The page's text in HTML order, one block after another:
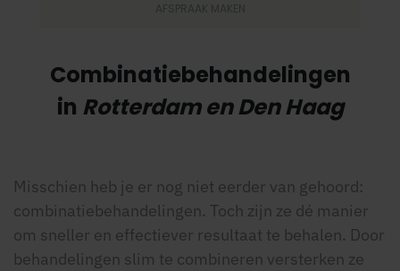
AFSPRAAK MAKEN
Combinatiebehandelingen
in Rotterdam en Den Haag
Misschien heb je er nog niet eerder van gehoord:
combinatiebehandelingen. Toch zijn ze dé manier
om sneller en effectiever resultaat te behalen. Door
behandelingen slim te combineren versterken ze